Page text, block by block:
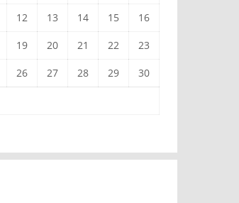
12 13 14 15 16
19 20 21 22 23
26 27 28 29 30